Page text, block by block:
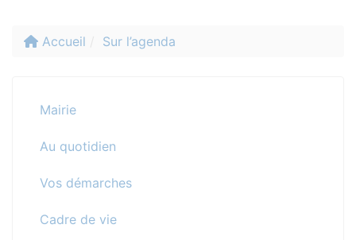
Accueil Sur l’agenda
Mairie
Au quotidien
Vos démarches
Cadre de vie